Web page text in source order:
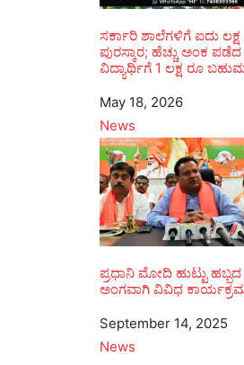
ಸರ್ಕಾರಿ ಶಾಲೆಗಳಿಗೆ ಐದು ಲಕ್ಷ
ಪುರಸ್ಕಾರ; ಹೆಚ್ಚು ಅಂಕ ಪಡೆದ
ವಿದ್ಯಾರ್ಥಿಗೆ 1 ಲಕ್ಷ ರೂ
Date
May 18, 2026
In relation to
News
ಪ್ರಧಾನಿ ಮೋದಿ ಹುಟ್ಟು ಹಬ್ಬದ
ಅಂಗವಾಗಿ ವಿವಿಧ
Date
September 14, 2025
In relation to
News